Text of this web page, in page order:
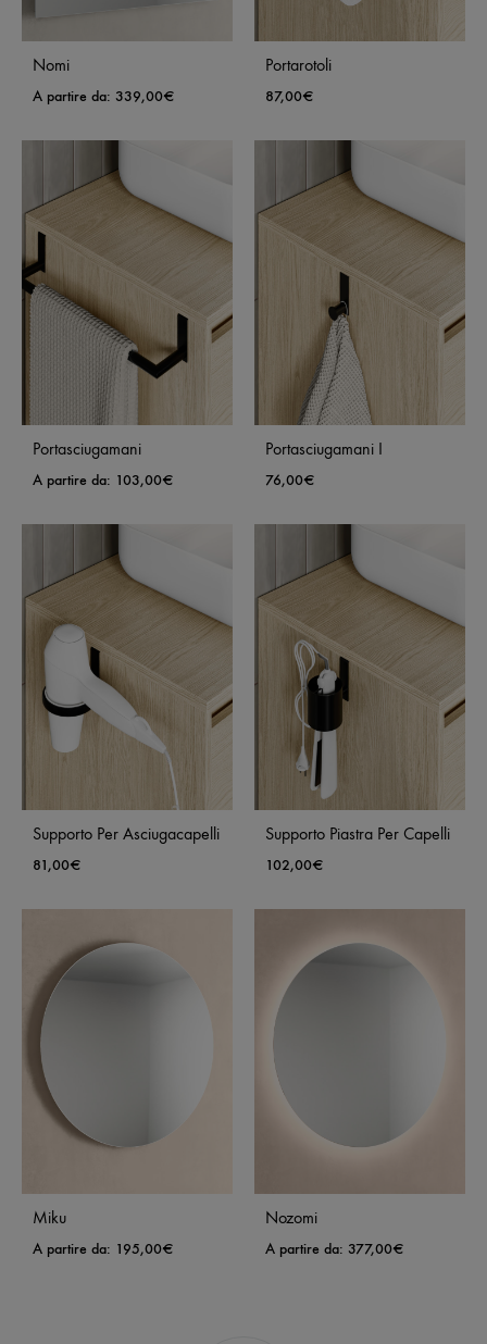
Nomi
A partire da: 339,00€
Portarotoli
87,00€
Portasciugamani
A partire da: 103,00€
Portasciugamani I
76,00€
Supporto Per Asciugacapelli
81,00€
Supporto Piastra Per Capelli
102,00€
Miku
A partire da: 195,00€
Nozomi
A partire da: 377,00€